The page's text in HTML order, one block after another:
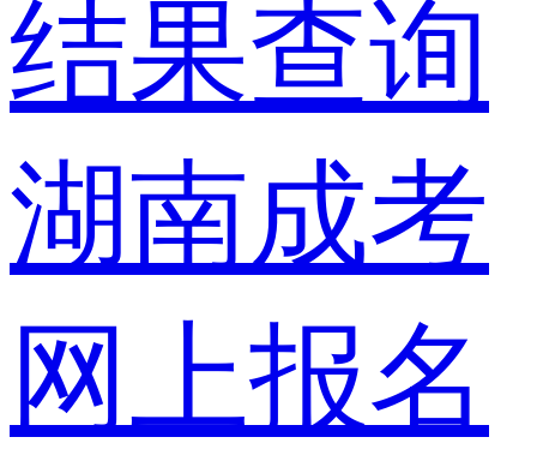
结果查询
湖南成考
网上报名